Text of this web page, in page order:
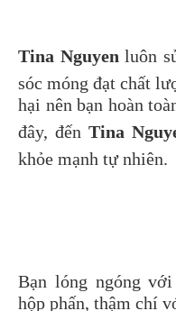
Tina Nguyen luôn
sóc móng đạt chất
hại nên bạn hoàn
đây, đến Tina
khỏe mạnh tự nhiên.
Bạn lóng ngóng
hộp phấn, thậm chí